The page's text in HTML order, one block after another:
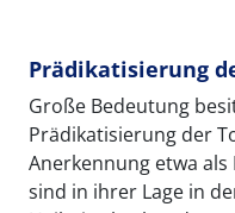
Prädikatisierung
Große Bedeutung
Prädikatisierung der
Anerkennung etwa
sind in ihrer Lage in